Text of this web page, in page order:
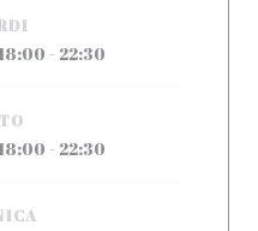
18:00 - 22:30
18:00 - 22:30